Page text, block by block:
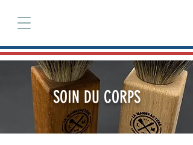
SOIN DU CORPS